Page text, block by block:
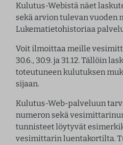
Kulutus-Webistä näet
sekä arvion tulevan vuoden
Lukematietohistoriaa
Voit ilmoittaa meille
30.6., 30.9. ja 31.12. Tällöin
toteutuneen kulutuksen
sijaan.
Kulutus-Web-palveluun
numeron sekä
tunnisteet löytyvät
vesimittarin luentakortilta.